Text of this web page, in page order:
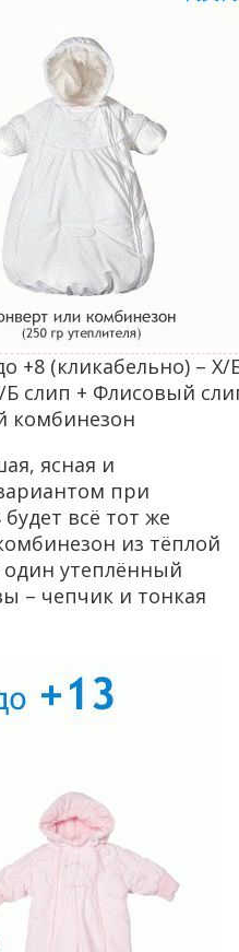
+8 (кликабельно) – Х/
слип + Флисовый
комбинезон
ясная и
при
всё тот же
из тёплой
утеплённый
– чепчик и тонкая